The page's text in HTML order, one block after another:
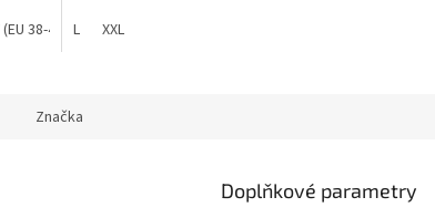
38-41) 26-28 (EU 39-42)
L
XXL
Značka
Doplňkové parametry